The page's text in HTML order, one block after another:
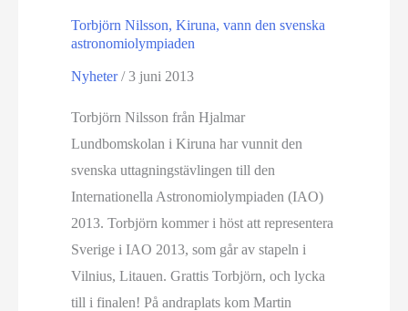
Torbjörn Nilsson, Kiruna, vann den svenska
astronomiolympiaden
Nyheter/3 juni 2013
Torbjörn Nilsson från Hjalmar
Lundbomskolan i Kiruna har vunnit den
svenska uttagningstävlingen till den
Internationella Astronomiolympiaden (IAO)
2013. Torbjörn kommer i höst att representera
Sverige i IAO 2013, som går av stapeln i
Vilnius, Litauen. Grattis Torbjörn, och lycka
till i finalen! På andraplats kom Martin